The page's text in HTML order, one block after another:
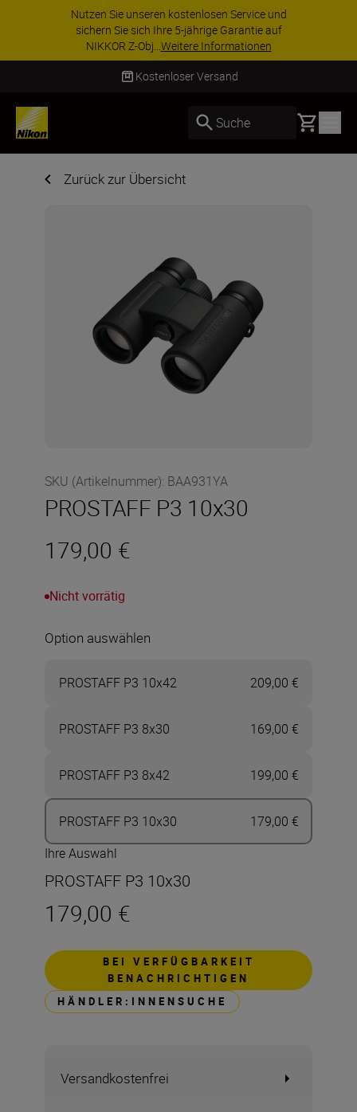
Nutzen Sie unseren kostenlosen Service und
sichern Sie sich Ihre 5-jährige Garantie auf
NIKKOR Z-Obj...Weitere Informationen
Kostenloser Versand
Suche Basket
Zurück zur Übersicht
SKU (Artikelnummer): BAA931YA
PROSTAFF P3 10x30
179,00 €
Nicht vorrätig
Option auswählen
PROSTAFF P3 10x42 209,00 €
PROSTAFF P3 8x30 169,00 €
PROSTAFF P3 8x42 199,00 €
PROSTAFF P3 10x30
179,00 €
Ihre Auswahl
PROSTAFF P3 10x30
179,00 €
BEI VERFÜGBARKEIT
BENACHRICHTIGEN
HÄNDLER:INNENSUCHE
Versandkostenfrei